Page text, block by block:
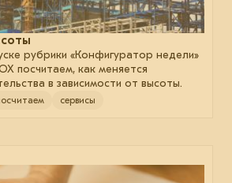
рубрики «Конфигуратор недели»
посчитаем, как меняется
в зависимости от высоты.
сервисы